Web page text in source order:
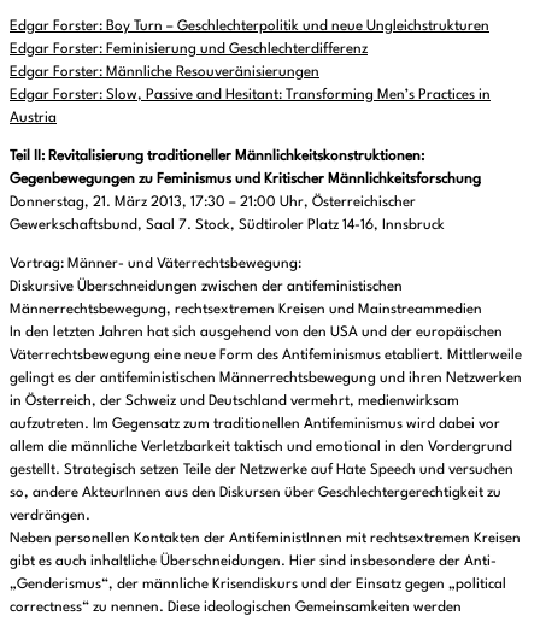
Edgar Forster: Boy Turn – Geschlechterpolitik und neue Ungleichstrukturen
Edgar Forster: Feminisierung und Geschlechterdifferenz
Edgar Forster: Männliche Resouveränisierungen
Edgar Forster: Slow, Passive and Hesitant: Transforming Men’s Practices in
Austria
Teil II: Revitalisierung traditioneller Männlichkeitskonstruktionen:
Gegenbewegungen zu Feminismus und Kritischer Männlichkeitsforschung
Donnerstag, 21. März 2013, 17:30 – 21:00 Uhr, Österreichischer
Gewerkschaftsbund, Saal 7. Stock, Südtiroler Platz 14-16, Innsbruck
Vortrag: Männer- und Väterrechtsbewegung:
Diskursive Überschneidungen zwischen der antifeministischen
Männerrechtsbewegung, rechtsextremen Kreisen und Mainstreammedien
In den letzten Jahren hat sich ausgehend von den USA und der europäischen
Väterrechtsbewegung eine neue Form des Antifeminismus etabliert. Mittlerweile
gelingt es der antifeministischen Männerrechtsbewegung und ihren Netzwerken
in Österreich, der Schweiz und Deutschland vermehrt, medienwirksam
aufzutreten. Im Gegensatz zum traditionellen Antifeminismus wird dabei vor
allem die männliche Verletzbarkeit taktisch und emotional in den Vordergrund
gestellt. Strategisch setzen Teile der Netzwerke auf Hate Speech und versuchen
so, andere AkteurInnen aus den Diskursen über Geschlechtergerechtigkeit zu
verdrängen.
Neben personellen Kontakten der AntifeministInnen mit rechtsextremen Kreisen
gibt es auch inhaltliche Überschneidungen. Hier sind insbesondere der Anti-
„Genderismus“, der männliche Krisendiskurs und der Einsatz gegen „political
correctness“ zu nennen. Diese ideologischen Gemeinsamkeiten werden